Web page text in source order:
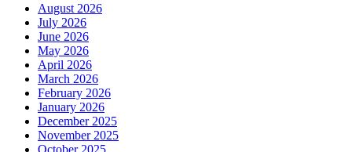
August 2026
July 2026
June 2026
May 2026
April 2026
March 2026
February 2026
January 2026
December 2025
November 2025
October 2025